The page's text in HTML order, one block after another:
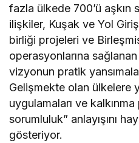
fazla ülkede 700’ü aşkın
ilişkiler, Kuşak ve Yol
birliği projeleri ve
operasyonlarına
vizyonun pratik
Gelişmekte olan ülkelere
uygulamaları ve
sorumluluk” anlayışını
gösteriyor.